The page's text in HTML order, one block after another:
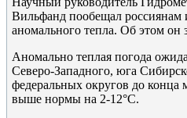
Вильфанд пообещал россиянам
аномального тепла. Об этом он
Аномально теплая погода
Северо-Западного, юга
федеральных округов до конца
выше нормы на 2-12°C.